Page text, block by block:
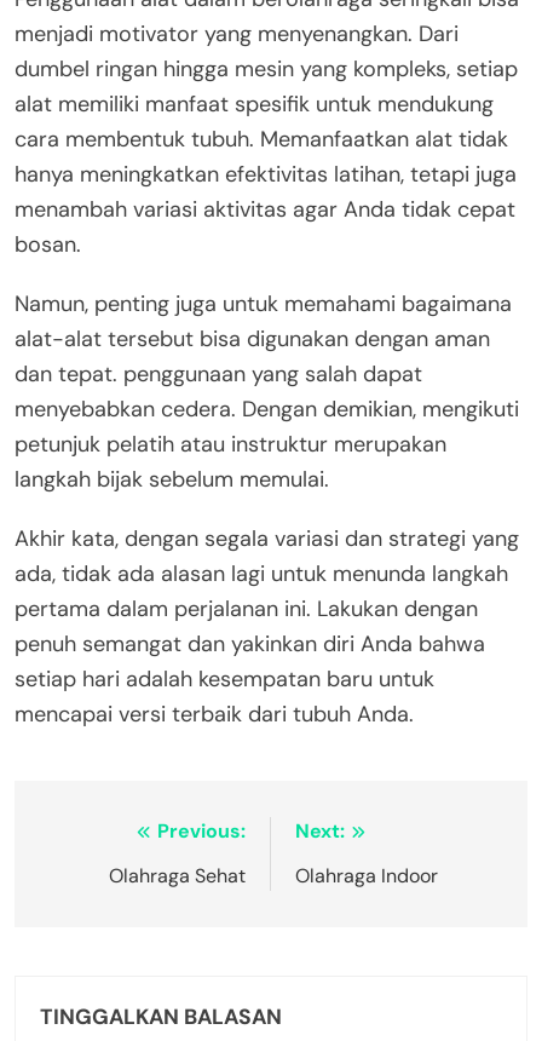
menjadi motivator yang menyenangkan. Dari
dumbel ringan hingga mesin yang kompleks, setiap
alat memiliki manfaat spesifik untuk mendukung
cara membentuk tubuh. Memanfaatkan alat tidak
hanya meningkatkan efektivitas latihan, tetapi juga
menambah variasi aktivitas agar Anda tidak cepat
bosan.
Namun, penting juga untuk memahami bagaimana
alat-alat tersebut bisa digunakan dengan aman
dan tepat. penggunaan yang salah dapat
menyebabkan cedera. Dengan demikian, mengikuti
petunjuk pelatih atau instruktur merupakan
langkah bijak sebelum memulai.
Akhir kata, dengan segala variasi dan strategi yang
ada, tidak ada alasan lagi untuk menunda langkah
pertama dalam perjalanan ini. Lakukan dengan
penuh semangat dan yakinkan diri Anda bahwa
setiap hari adalah kesempatan baru untuk
mencapai versi terbaik dari tubuh Anda.
NavigasiPrevious:
Olahraga Sehat
Next:
Olahraga Indoor
TINGGALKAN BALASAN